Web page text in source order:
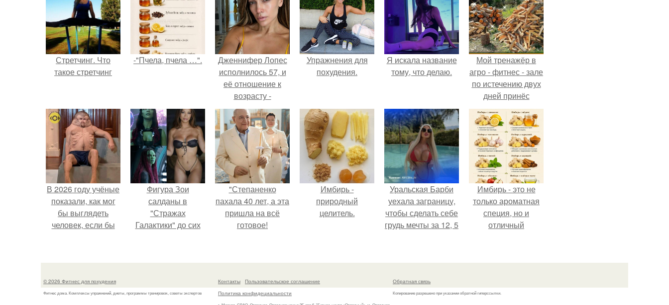
Стретчинг. Что
такое стретчинг
-"Пчела, пчела …".
Дженнифер Лопес
исполнилось 57, и
её отношение к
возрасту -
настоящий
манифест
уверенности: "не
говорите, что я
отлично выгляжу
для 57.
Упражнения для
похудения.
Я искала название
тому, что делаю.
Мой тренажёр в
агро - фитнес - зале
по истечению двух
дней принёс
ощутимый
результат.
В 2026 году учёные
показали, как мог
бы выглядеть
человек, если бы
специально для
автокатастpoфах.
Фигура Зои
салданы в
"Стражах
Галактики" до сих
"Степаненко
пахала 40 лет, а эта
пришла на всё
готовое!
Имбирь -
природный
целитель.
Уральская Барби
уехала заграницу,
чтобы сделать себе
грудь мечты за 12, 5
Имбирь - это не
только ароматная
специя, но и
отличный
и блюд.
© 2026 Фитнес для похудения
Фитнес дома. Комплексы упражнений, диеты, программы тренировок, советы экспертов
Контакты
Пользовательское соглашение
Политика конфидециальности
Обратная связь
Копирование разрешено при указании обратной гиперссылки.